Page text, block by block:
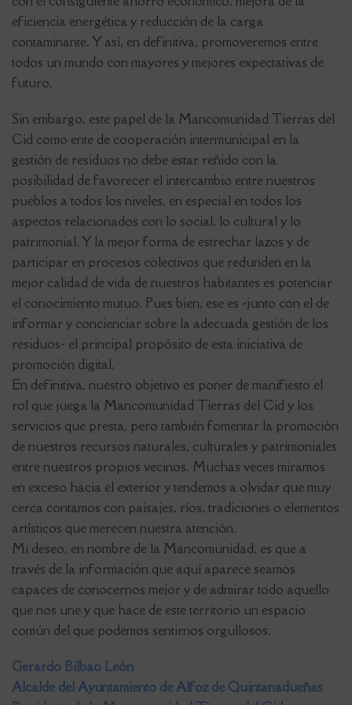
eficiencia energética y reducción de la carga
contaminante. Y así, en definitiva, promoveremos entre
todos un mundo con mayores y mejores expectativas de
futuro.
Sin embargo, este papel de la Mancomunidad Tierras del
Cid como ente de cooperación intermunicipal en la
gestión de residuos no debe estar reñido con la
posibilidad de favorecer el intercambio entre nuestros
pueblos a todos los niveles, en especial en todos los
aspectos relacionados con lo social, lo cultural y lo
patrimonial. Y la mejor forma de estrechar lazos y de
participar en procesos colectivos que redunden en la
mejor calidad de vida de nuestros habitantes es potenciar
el conocimiento mutuo. Pues bien, ese es -junto con el de
informar y concienciar sobre la adecuada gestión de los
residuos- el principal propósito de esta iniciativa de
promoción digital.
En definitiva, nuestro objetivo es poner de manifiesto el
rol que juega la Mancomunidad Tierras del Cid y los
servicios que presta, pero también fomentar la promoción
de nuestros recursos naturales, culturales y patrimoniales
entre nuestros propios vecinos. Muchas veces miramos
en exceso hacia el exterior y tendemos a olvidar que muy
cerca contamos con paisajes, ríos, tradiciones o elementos
artísticos que merecen nuestra atención.
Mi deseo, en nombre de la Mancomunidad, es que a
través de la información que aquí aparece seamos
capaces de conocernos mejor y de admirar todo aquello
que nos une y que hace de este territorio un espacio
común del que podemos sentirnos orgullosos.
Gerardo Bilbao León
Alcalde del Ayuntamiento de Alfoz de Quintanadueñas